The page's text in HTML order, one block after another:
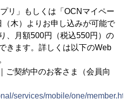
リ」もしくは「OCNマイペー
木）よりお申し込みが可能で
、月額500円（税込550円）の
きます。詳しくは以下のWeb
ご契約中のお客さま（会員向
services/mobile/one/